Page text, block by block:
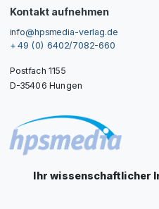
Kontakt aufnehmen
info@hpsmedia-verlag.de
+ 49 (0) 6402/7082-660
Postfach 1155
D-35406 Hungen
Ihr wissenschaftlicher